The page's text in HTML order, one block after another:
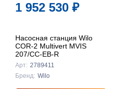
1 952 530 ₽
Насосная станция Wilo
COR-2 Multivert MVIS
207/CC-EB-R
Арт: 2789411
Бренд: Wilo